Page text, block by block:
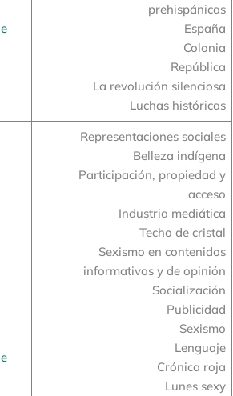
prehispánicas
España
Colonia
República
La revolución silenciosa
Luchas históricas
Representaciones sociales
Belleza indígena
Participación, propiedad y
acceso
Industria mediática
Techo de cristal
Sexismo en contenidos
informativos y de opinión
Socialización
Publicidad
Sexismo
Lenguaje
Crónica roja
Lunes sexy